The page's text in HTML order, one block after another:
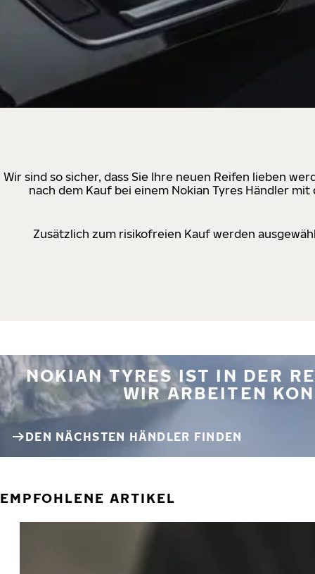
Wir sind so sicher, dass Sie Ihre neuen Reifen lieben
nach dem Kauf bei einem Nokian Tyres Händler
Zusätzlich zum risikofreien Kauf werden
NOKIAN TYRES IST IN DER
WIR ARBEITEN
DEN NÄCHSTEN HÄNDLER FINDEN
EMPFOHLENE ARTIKEL